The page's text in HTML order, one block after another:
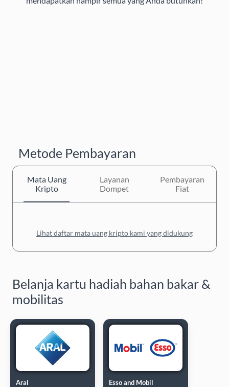
Metode Pembayaran
Mata Uang
Kripto
Layanan
Dompet
Pembayaran
Fiat
Lihat daftar mata uang kripto kami yang didukung
Belanja kartu hadiah bahan bakar &
mobilitas
Aral Esso and Mobil